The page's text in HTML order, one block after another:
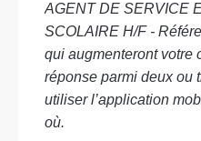
AGENT DE SERVICE
SCOLAIRE H/F -
qui augmenteront votre
réponse parmi deux ou
utiliser l’application
où.